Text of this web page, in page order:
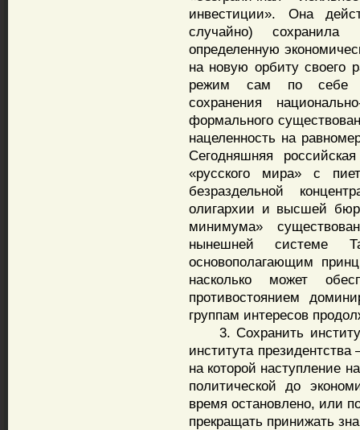
инвестиции». Она
случайно) сохранила
определенную
на новую орбиту своего
режим сам по себе
сохранения
формального
нацеленность на
Сегодняшняя
«русского мира» с
безраздельной
олигархии и высшей
минимума»
нынешней системе
основополагающим
насколько может
противостоянием
группам интересов
3. Сохранить институт
института
на которой наступление
политической до
время остановлено, или
прекращать принижать